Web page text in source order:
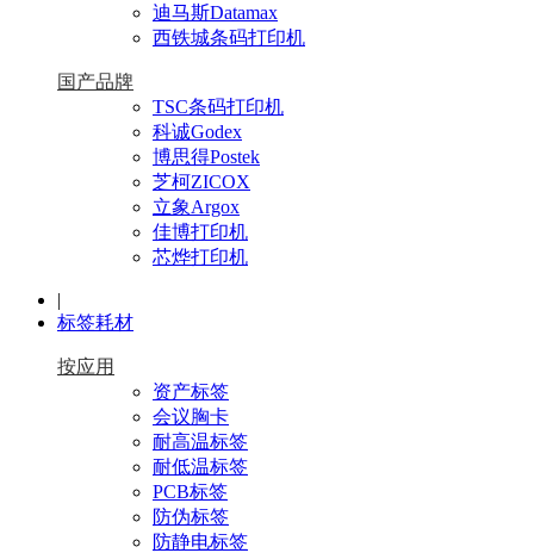
迪马斯Datamax
西铁城条码打印机
国产品牌
TSC条码打印机
科诚Godex
博思得Postek
芝柯ZICOX
立象Argox
佳博打印机
芯烨打印机
|
标签耗材
按应用
资产标签
会议胸卡
耐高温标签
耐低温标签
PCB标签
防伪标签
防静电标签